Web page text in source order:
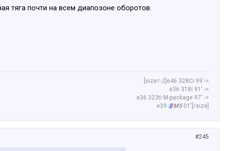
тяга почти на всем диапозоне оборотов.
[size=-2]е46 328Сi 99'->
е36 318i 91' ->
e36 323ti M-package 97' ->
e39 ///M501'[/size]​
#245